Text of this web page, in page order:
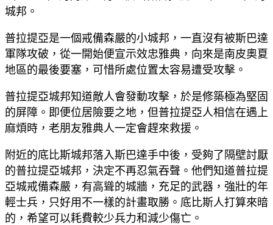
城邦。
普拉提亞是一個戒備森嚴的小城邦，一直沒有被斯巴達
軍隊攻破，從一開始便宣示效忠雅典，向來是南皮奧夏
地區的最後要塞，可惜所處位置太容易遭受攻擊。
普拉提亞城邦知道敵人會發動攻擊，於是修築極為堅固
的屏障。即便位居險要之地，但普拉提亞人相信在遇上
麻煩時，老朋友雅典人一定會趕來救援。
附近的底比斯城邦落入斯巴達手中後，受夠了隔壁討厭
的普拉提亞城邦，決定不再忍氣吞聲。他們知道普拉提
亞城戒備森嚴，有高聳的城牆，充足的武器，強壯的年
輕士兵，只好用不一樣的計畫取勝。底比斯人打算來暗
的，希望可以耗費較少兵力和減少傷亡。